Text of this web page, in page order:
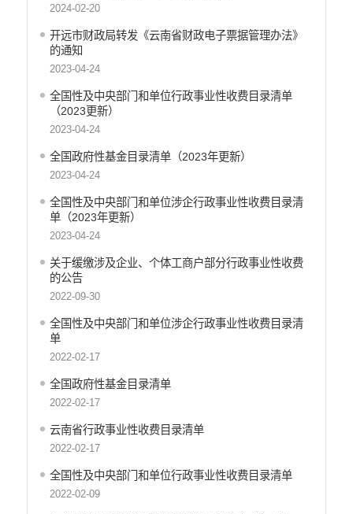
医疗卫生
行政许可
行政处罚和行政强制
乡村振兴工作信息公开
2024-02-20
开远市财政局转发《云南省财政电子票据管理办法》
的通知
2023-04-24
全国性及中央部门和单位行政事业性收费目录清单
（2023更新）
2023-04-24
全国政府性基金目录清单（2023年更新）
2023-04-24
全国性及中央部门和单位涉企行政事业性收费目录清
单（2023年更新）
2023-04-24
关于缓缴涉及企业、个体工商户部分行政事业性收费
的公告
2022-09-30
全国性及中央部门和单位涉企行政事业性收费目录清
单
2022-02-17
全国政府性基金目录清单
2022-02-17
云南省行政事业性收费目录清单
2022-02-17
全国性及中央部门和单位行政事业性收费目录清单
2022-02-09